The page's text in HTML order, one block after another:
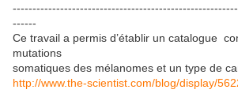
------
Ce travail a permis d’établir un catalogue
mutations
somatiques des mélanomes et un type de
http://www.the-scientist.com/blog/display/